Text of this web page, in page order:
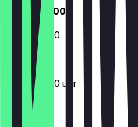
12:00 - 23:00
12:00 - 23:00
12:00 - 23:00 uur